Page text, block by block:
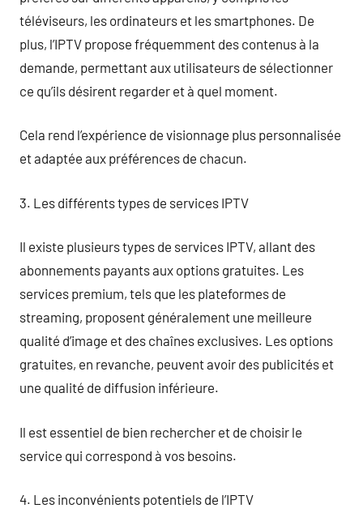
téléviseurs, les ordinateurs et les smartphones. De
plus, l’IPTV propose fréquemment des contenus à la
demande, permettant aux utilisateurs de sélectionner
ce qu’ils désirent regarder et à quel moment.
Cela rend l’expérience de visionnage plus personnalisée
et adaptée aux préférences de chacun.
3. Les différents types de services IPTV
Il existe plusieurs types de services IPTV, allant des
abonnements payants aux options gratuites. Les
services premium, tels que les plateformes de
streaming, proposent généralement une meilleure
qualité d’image et des chaînes exclusives. Les options
gratuites, en revanche, peuvent avoir des publicités et
une qualité de diffusion inférieure.
Il est essentiel de bien rechercher et de choisir le
service qui correspond à vos besoins.
4. Les inconvénients potentiels de l’IPTV